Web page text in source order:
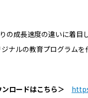
成⻑速度の違いに着⽬
ナルの教育プログラム
ロードはこちら＞